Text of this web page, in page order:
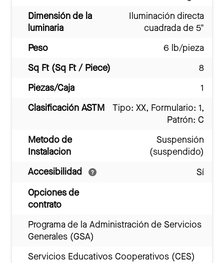
Dimensión de la
luminaria
Iluminación directa
cuadrada de 5"
Peso
6 lb/pieza
Sq Ft (Sq Ft / Piece)
8
Piezas/Caja
1
Clasificación ASTM
Tipo: XX, Formulario: 1,
Patrón: C
Metodo de
Instalacion
Suspensión
(suspendido)
Accesibilidad
Sí
Opciones de
contrato
Programa de la Administración de Servicios
Generales (GSA)
Servicios Educativos Cooperativos (CES)